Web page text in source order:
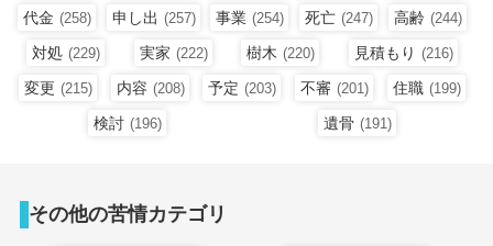
代金 (258) 申し出 (257) 事業 (254) 死亡 (247) 高齢 (244)
対処 (229) 実家 (222) 樹木 (220) 見積もり (216)
変更 (215) 内容 (208) 予定 (203) 不審 (201) 住職 (199)
検討 (196) 遺骨 (191)
その他の苦情カテゴリ